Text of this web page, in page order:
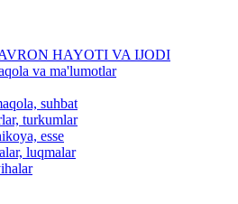
HAYOTI VA IJODI
va ma'lumotlar
suhbat
turkumlar
esse
luqmalar